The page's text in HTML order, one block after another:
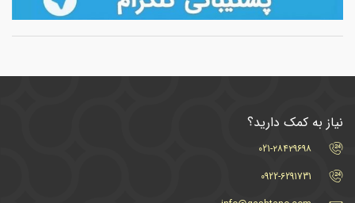
نیاز به کمک دارید؟
021-۲۸۴۲۹۶۹۸
0922-6291731